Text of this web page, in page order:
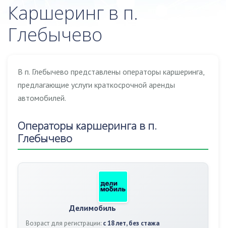
Каршеринг в п.
Глебычево
В п. Глебычево представлены операторы каршеринга,
предлагающие услуги краткосрочной аренды
автомобилей.
Операторы каршеринга в п.
Глебычево
Делимобиль
Возраст для регистрации: с 18 лет, без стажа